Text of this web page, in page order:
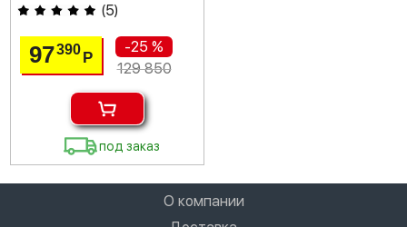
(5)
97390Р
-25 %
129 850
под заказ
О компании